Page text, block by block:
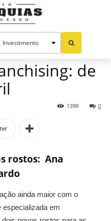
de
0
1399
rostos: Ana
ainda maior com o
especializada em